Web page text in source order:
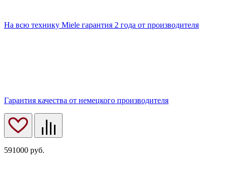
На всю технику Miele гарантия 2 года от производителя
Гарантия качества от немецкого производителя
591000 руб.